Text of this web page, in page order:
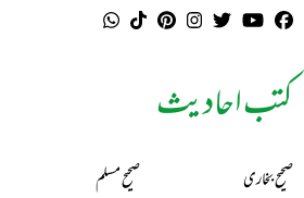
کتب احادیث
صحیح بخاری صحیح مسلم